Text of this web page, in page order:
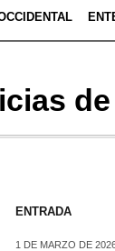
ENTRADA
1 DE MARZO DE